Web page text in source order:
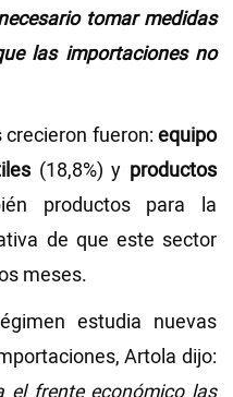
tomar medidas
las importaciones no
crecieron fueron:equipo
(18,8%) y productos
productos para la
de que este sector
meses.
estudia nuevas
Artola dijo: